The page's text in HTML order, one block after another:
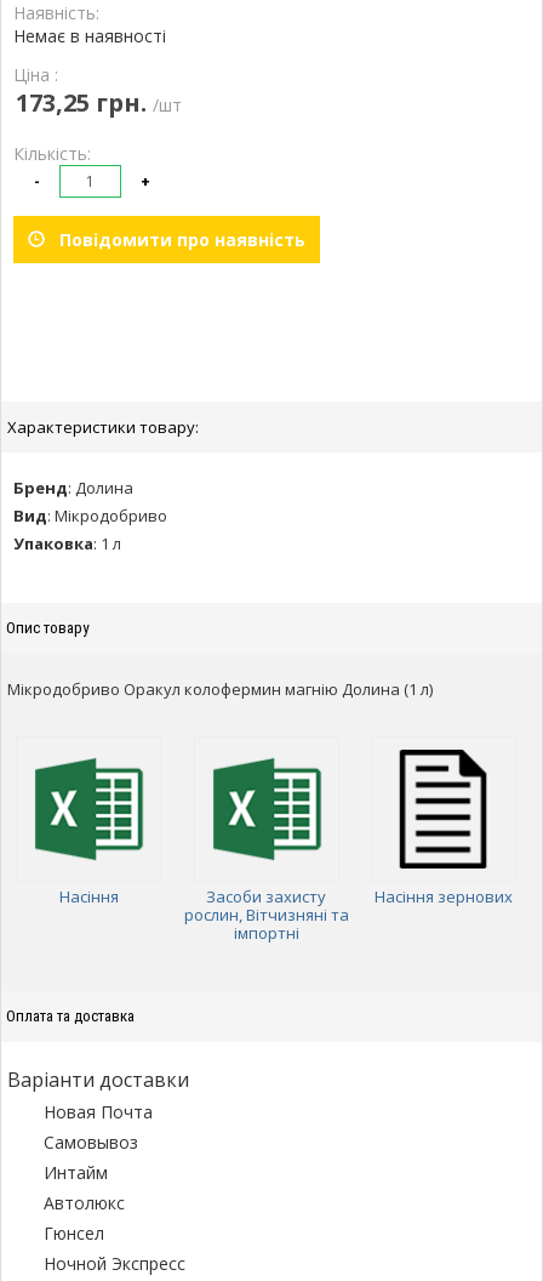
Наявність:
Немає в наявності
Ціна :
173,25 грн. /шт
Кількість:
- +
Повідомити про наявність
Характеристики товару:
Бренд: Долина
Вид: Мікродобриво
Упаковка: 1 л
Опис товару
Мікродобриво Оракул колофермин магнію Долина (1 л)
Насіння
Засоби захисту
рослин, Вітчизняні та
імпортні
Насіння зернових
Оплата та доставка
Варіанти доставки
Новая Почта
Самовывоз
Интайм
Автолюкс
Гюнсел
Ночной Экспресс